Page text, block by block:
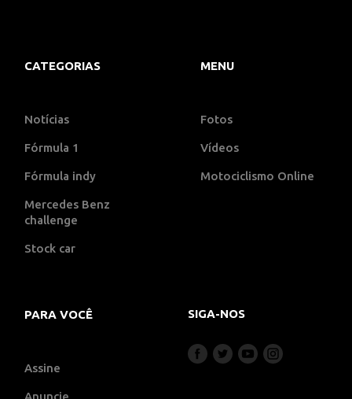
CATEGORIAS
Notícias
Fórmula 1
Fórmula indy
Mercedes Benz
challenge
Stock car
MENU
Fotos
Vídeos
Motociclismo Online
PARA VOCÊ
Assine
Anuncie
SIGA-NOS